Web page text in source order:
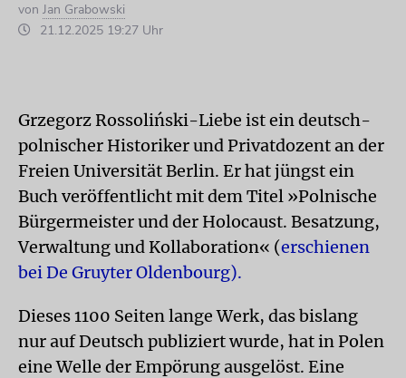
von Jan Grabowski
21.12.2025 19:27 Uhr
Grzegorz Rossoliński-Liebe ist ein deutsch-
polnischer Historiker und Privatdozent an der
Freien Universität Berlin. Er hat jüngst ein
Buch veröffentlicht mit dem Titel »Polnische
Bürgermeister und der Holocaust. Besatzung,
Verwaltung und Kollaboration« (erschienen
bei De Gruyter Oldenbourg).
Dieses 1100 Seiten lange Werk, das bislang
nur auf Deutsch publiziert wurde, hat in Polen
eine Welle der Empörung ausgelöst. Eine